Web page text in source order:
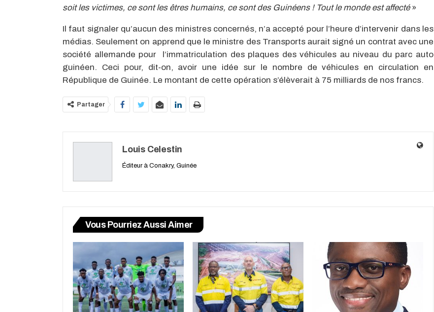
soit les victimes, ce sont les êtres humains, ce sont des Guinéens ! Tout le monde est affecté»
Il faut signaler qu’aucun des ministres concernés, n’a accepté pour l’heure d’intervenir dans les
médias. Seulement on apprend que le ministre des Transports aurait signé un contrat avec une
société allemande pour l’immatriculation des plaques des véhicules au niveau du parc auto
guinéen. Ceci pour, dit-on, avoir une idée sur le nombre de véhicules en circulation en
République de Guinée. Le montant de cette opération s’élèverait à 75 milliards de nos francs.
Partager
Louis Celestin
Éditeur à Conakry, Guinée
Vous Pourriez Aussi Aimer